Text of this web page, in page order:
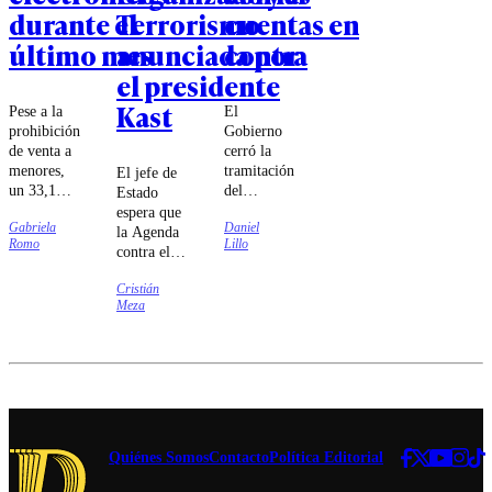
durante el
último mes
Pese a la
prohibición
de venta a
menores,
un 33,1%
haber
comprado
y siete de
accedió a
mediante el
comercio
informal.
Gabriela
Romo
Terrorismo
anunciada por
el presidente
Kast
El jefe de
Estado
espera que
la Agenda
contra el
Organizado
y el
antes de
Cristián
Meza
cuentas en
contra
El
Gobierno
cerró la
tramitación
del
estrella de
Kast con
una
que la
torcer pese
Daniel
Lillo
Quiénes SomosContactoPolítica Editorial